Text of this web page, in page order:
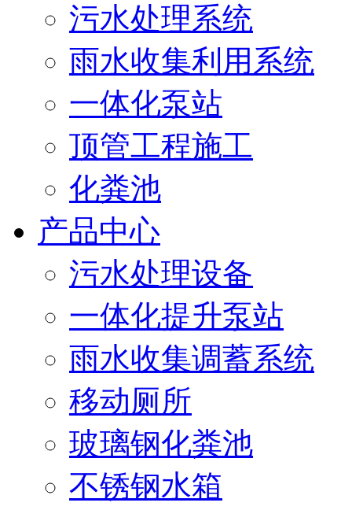
污水处理系统
雨水收集利用系统
一体化泵站
顶管工程施工
化粪池
产品中心
污水处理设备
一体化提升泵站
雨水收集调蓄系统
移动厕所
玻璃钢化粪池
不锈钢水箱